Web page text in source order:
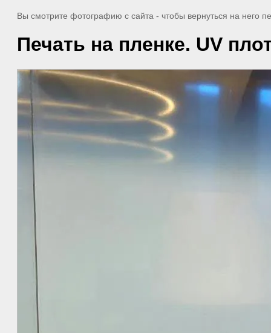
Вы смотрите фотографию с сайта - чтобы вернуться на него
Печать на пленке. UV